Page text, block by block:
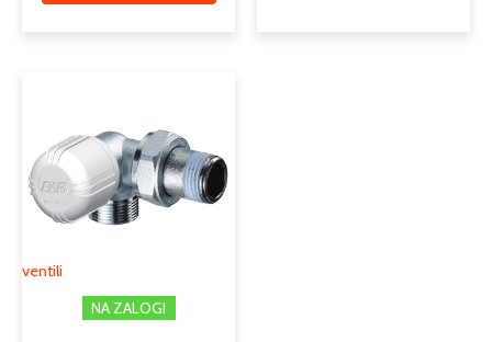
ventili
NA ZALOGI
več
različic.
Možnosti